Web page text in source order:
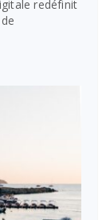
redéfinit